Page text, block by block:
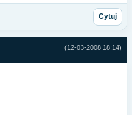
Cytuj
(12-03-2008 18:14)